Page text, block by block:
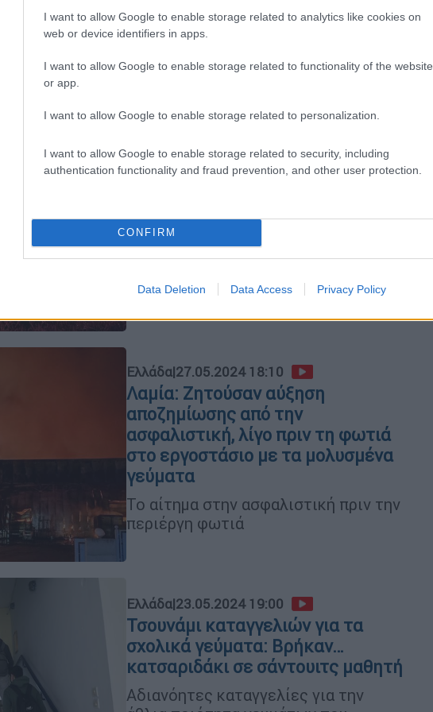
I want to allow Google to enable storage related to analytics like cookies on
web or device identifiers in apps.
I want to allow Google to enable storage related to functionality of the website
or app.
I want to allow Google to enable storage related to personalization.
I want to allow Google to enable storage related to security, including
authentication functionality and fraud prevention, and other user protection.
CONFIRM
Data Deletion Data Access Privacy Policy
Το συμβάν κατήγγειλε η μητέρα του
κοριτσιού
Ελλάδα|05.06.2024 09:37
Λαμία: Πληροφορίες για ληγμένες
τα μολυσμένα σχολικά γεύματα
Πληθαίνουν οι ενδείξεις για
Ελλάδα|27.05.2024 18:10
Λαμία: Ζητούσαν αύξηση
αποζημίωσης από την
ασφαλιστική, λίγο πριν τη φωτιά
στο εργοστάσιο με τα μολυσμένα
γεύματα
Το αίτημα στην ασφαλιστική πριν την
περιέργη φωτιά
Ελλάδα|23.05.2024 19:00
Τσουνάμι καταγγελιών για τα
σχολικά γεύματα: Βρήκαν…
κατσαριδάκι σε σάντουιτς μαθητή
Αδιανόητες καταγγελίες για την